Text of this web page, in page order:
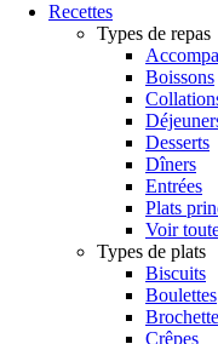
Recettes
Types de repas
Boissons
Desserts
Dîners
Entrées
Plats
Voir
Types de plats
Biscuits
Boulettes
Crêpes